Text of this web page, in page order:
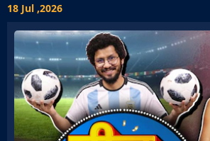
18 Jul ,2026